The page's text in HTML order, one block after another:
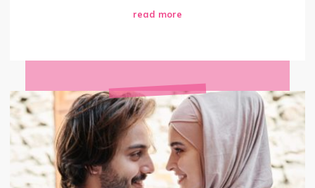
read more
Natürliche
Verhütung?
Aber
sicher!